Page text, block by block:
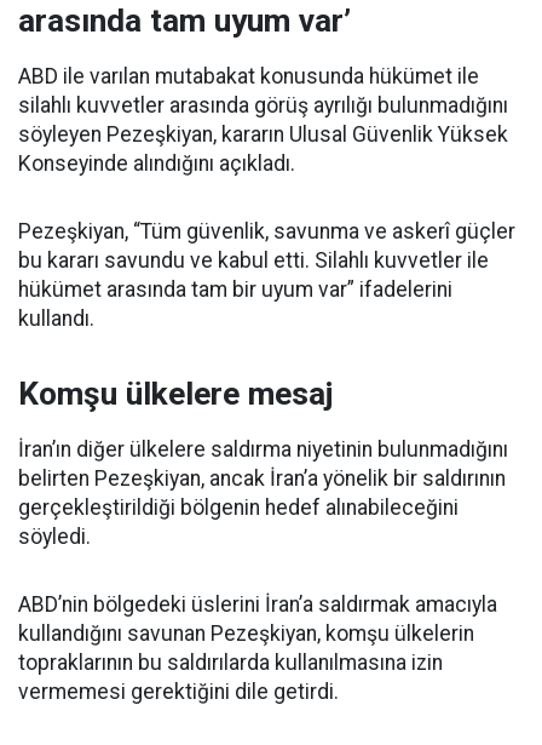
arasında tam uyum var’
ABD ile varılan mutabakat konusunda hükümet ile
silahlı kuvvetler arasında görüş ayrılığı bulunmadığını
söyleyen Pezeşkiyan, kararın Ulusal Güvenlik Yüksek
Konseyinde alındığını açıkladı.
Pezeşkiyan, “Tüm güvenlik, savunma ve askerî güçler
bu kararı savundu ve kabul etti. Silahlı kuvvetler ile
hükümet arasında tam bir uyum var” ifadelerini
kullandı.
Komşu ülkelere mesaj
İran’ın diğer ülkelere saldırma niyetinin bulunmadığını
belirten Pezeşkiyan, ancak İran’a yönelik bir saldırının
gerçekleştirildiği bölgenin hedef alınabileceğini
söyledi.
ABD’nin bölgedeki üslerini İran’a saldırmak amacıyla
kullandığını savunan Pezeşkiyan, komşu ülkelerin
topraklarının bu saldırılarda kullanılmasına izin
vermemesi gerektiğini dile getirdi.